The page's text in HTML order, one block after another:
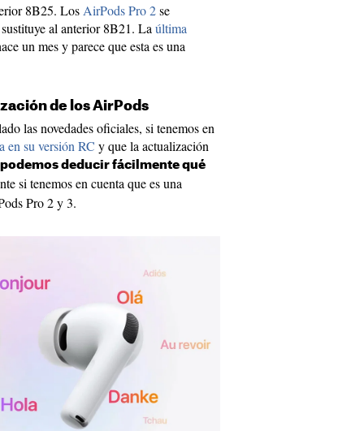
8B25. Los AirPods Pro 2se
al anterior 8B21. La última
un mes y parece que esta es una
de los AirPods
las novedades oficiales, si tenemos en
en su versión RC y que la actualización
podemos deducir fácilmente qué
si tenemos en cuenta que es una
Pro 2 y 3.